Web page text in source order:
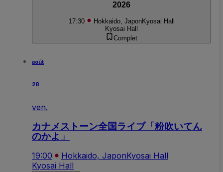
2026
17:30 Hokkaido, JaponKyosai Hall
Kyosai Hall
Complet
août
28
ven.
カナメストーン全国ライブ「粉吹いてん
のかよ」
19:00 Hokkaido, JaponKyosai Hall
Kyosai Hall